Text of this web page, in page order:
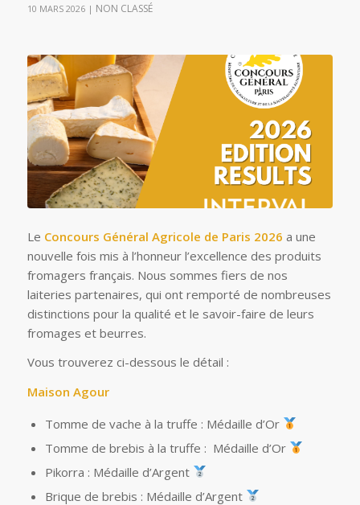
10 MARS 2026 NON CLASSÉ
Le Concours Général Agricole de Paris 2026 a une
nouvelle fois mis à l’honneur l’excellence des produits
fromagers français. Nous sommes fiers de nos
laiteries partenaires, qui ont remporté de nombreuses
distinctions pour la qualité et le savoir-faire de leurs
fromages et beurres.
Vous trouverez ci-dessous le détail :
Maison Agour
Tomme de vache à la truffe : Médaille d’Or
Tomme de brebis à la truffe : Médaille d’Or
Pikorra : Médaille d’Argent
Brique de brebis : Médaille d’Argent